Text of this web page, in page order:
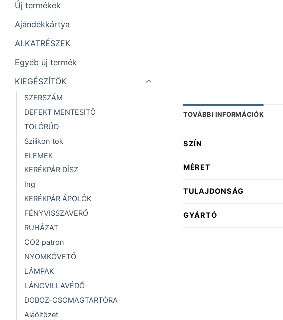
Új termékek
Ajándékkártya
ALKATRÉSZEK
Egyéb új termék
KIEGÉSZÍTŐK
SZERSZÁM
DEFEKT MENTESÍTŐ
TOLÓRÚD
Szilikon tok
ELEMEK
KERÉKPÁR DÍSZ
Ing
KERÉKPÁR ÁPOLÓK
FÉNYVISSZAVERŐ
RUHÁZAT
CO2 patron
NYOMKÖVETŐ
LÁMPÁK
LÁNCVILLAVÉDŐ
DOBOZ-CSOMAGTARTÓRA
Aláöltözet
TOVÁBBI INFORMÁCIÓK
SZÍN
MÉRET
TULAJDONSÁG
GYÁRTÓ